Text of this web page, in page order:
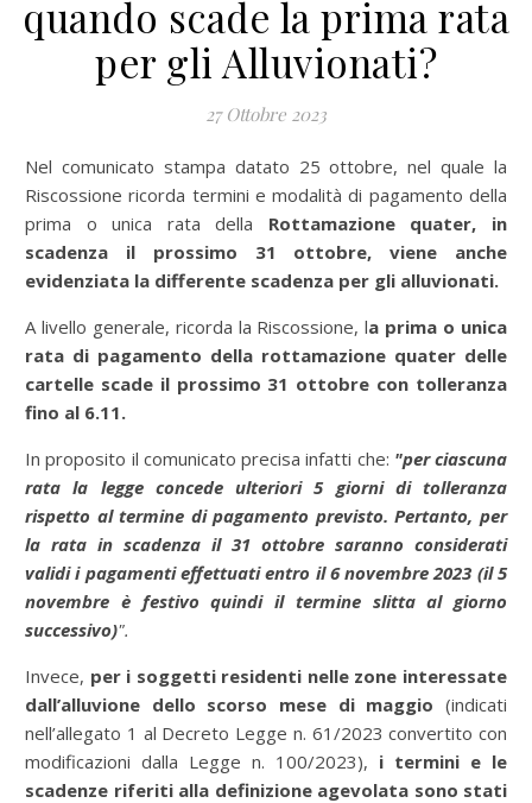
quando scade la prima rata
per gli Alluvionati?
27 Ottobre 2023
Nel comunicato stampa datato 25 ottobre, nel quale la
Riscossione ricorda termini e modalità di pagamento della
prima o unica rata della Rottamazione quater, in
scadenza il prossimo 31 ottobre, viene anche
evidenziata la differente scadenza per gli alluvionati.
A livello generale, ricorda la Riscossione, la prima o unica
rata di pagamento della rottamazione quater delle
cartelle scade il prossimo 31 ottobre con tolleranza
fino al 6.11.
In proposito il comunicato precisa infatti che: "per ciascuna
rata la legge concede ulteriori 5 giorni di tolleranza
rispetto al termine di pagamento previsto. Pertanto, per
la rata in scadenza il 31 ottobre saranno considerati
validi i pagamenti effettuati entro il 6 novembre 2023 (il 5
novembre è festivo quindi il termine slitta al giorno
successivo)".
Invece, per i soggetti residenti nelle zone interessate
dall’alluvione dello scorso mese di maggio (indicati
nell’allegato 1 al Decreto Legge n. 61/2023 convertito con
modificazioni dalla Legge n. 100/2023), i termini e le
scadenze riferiti alla definizione agevolata sono stati